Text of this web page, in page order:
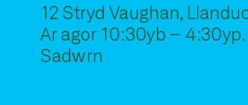
12 Stryd Vaughan,
Ar agor 10:30yb –
Sadwrn